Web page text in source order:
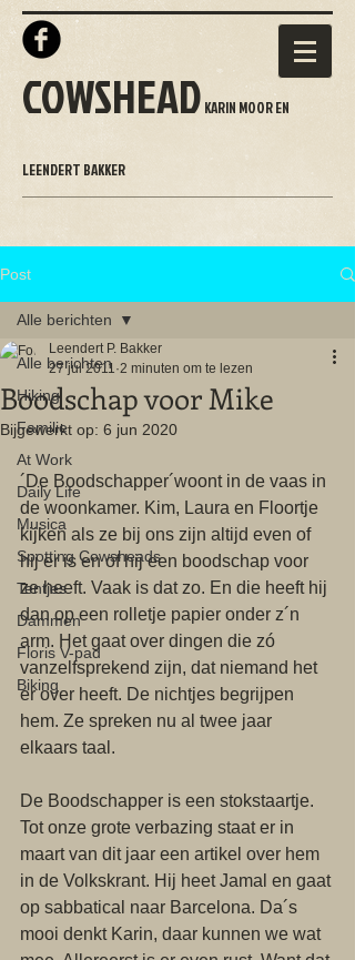
COWSHEAD KARIN MOOR EN
LEENDERT BAKKER
Post
Alle berichten
Hiking
Familie
At Work
Daily Life
Musica
Spotting Cowsheads
Tentjes
Dammen
Floris V-pad
Biking
Alle berichten
Boodschap voor Mike
Leendert P. Bakker
27 jul 2011 2 minuten om te lezen
Bijgewerkt op: 6 jun 2020
´De Boodschapper´woont in de vaas in
de woonkamer. Kim, Laura en Floortje
kijken als ze bij ons zijn altijd even of
hij er is en of hij een boodschap voor
ze heeft. Vaak is dat zo. En die heeft hij
dan op een rolletje papier onder z´n
arm. Het gaat over dingen die zó
vanzelfsprekend zijn, dat niemand het
er over heeft. De nichtjes begrijpen
hem. Ze spreken nu al twee jaar
elkaars taal.
De Boodschapper is een stokstaartje.
Tot onze grote verbazing staat er in
maart van dit jaar een artikel over hem
in de Volkskrant. Hij heet Jamal en gaat
op sabbatical naar Barcelona. Da´s
mooi denkt Karin, daar kunnen we wat